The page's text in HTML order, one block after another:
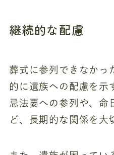
継続的な配慮
葬式に参列できなかっ
的に遺族への配慮を示
忌法要への参列や、命
ど、長期的な関係を大